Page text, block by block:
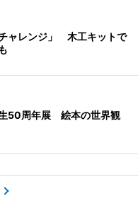
ャレンジ」 木工キットで
50周年展 絵本の世界観